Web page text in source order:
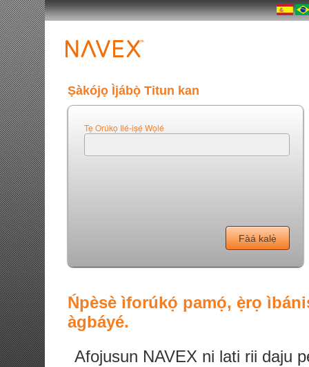
Ṣàkójọ Ìjábọ̀ Titun kan
Tẹ Orúkọ Ilé-iṣẹ́ Wọlé
Ńpèsè ìforúkọ́ pamọ́, ẹ̀rọ
àgbáyé.
Afojusun NAVEX ni lati rii daju